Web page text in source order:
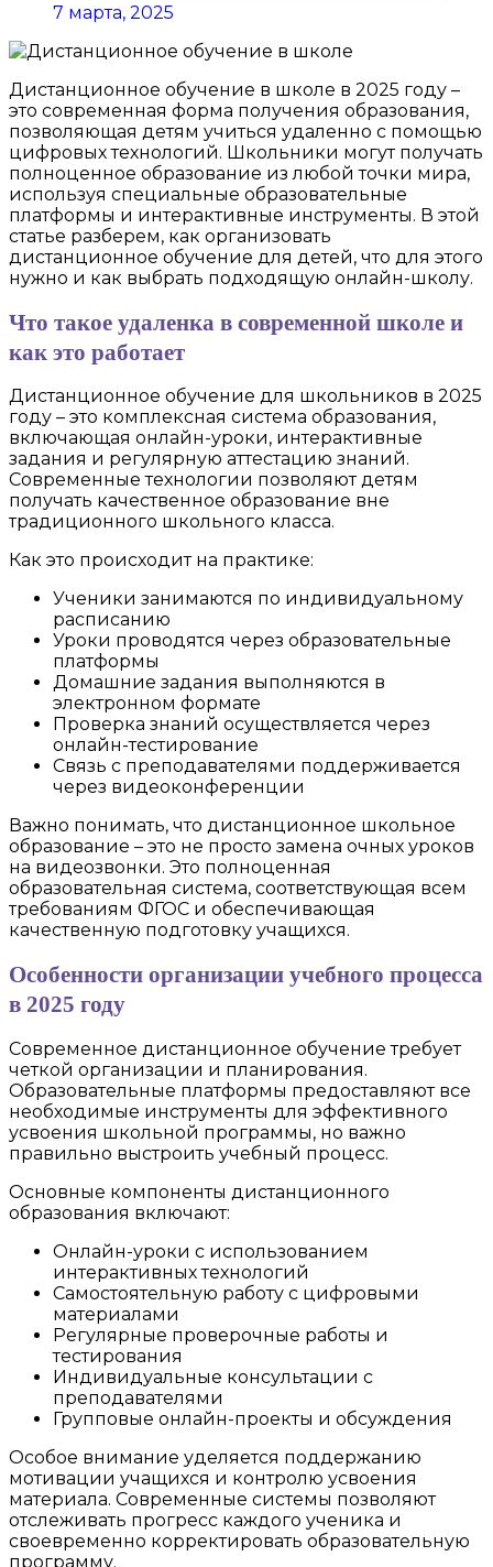
7 марта, 2025
Дистанционное обучение в школе в 2025 году –
это современная форма получения образования,
позволяющая детям учиться удаленно с помощью
цифровых технологий. Школьники могут получать
полноценное образование из любой точки мира,
используя специальные образовательные
платформы и интерактивные инструменты. В этой
статье разберем, как организовать
дистанционное обучение для детей, что для этого
нужно и как выбрать подходящую онлайн-школу.
Что такое удаленка в современной школе и
как это работает
Дистанционное обучение для школьников в 2025
году – это комплексная система образования,
включающая онлайн-уроки, интерактивные
задания и регулярную аттестацию знаний.
Современные технологии позволяют детям
получать качественное образование вне
традиционного школьного класса.
Как это происходит на практике:
Ученики занимаются по индивидуальному
расписанию
Уроки проводятся через образовательные
платформы
Домашние задания выполняются в
электронном формате
Проверка знаний осуществляется через
онлайн-тестирование
Связь с преподавателями поддерживается
через видеоконференции
Важно понимать, что дистанционное школьное
образование – это не просто замена очных уроков
на видеозвонки. Это полноценная
образовательная система, соответствующая всем
требованиям ФГОС и обеспечивающая
качественную подготовку учащихся.
Особенности организации учебного процесса
в 2025 году
Современное дистанционное обучение требует
четкой организации и планирования.
Образовательные платформы предоставляют все
необходимые инструменты для эффективного
усвоения школьной программы, но важно
правильно выстроить учебный процесс.
Основные компоненты дистанционного
образования включают:
Онлайн-уроки с использованием
интерактивных технологий
Самостоятельную работу с цифровыми
материалами
Регулярные проверочные работы и
тестирования
Индивидуальные консультации с
преподавателями
Групповые онлайн-проекты и обсуждения
Особое внимание уделяется поддержанию
мотивации учащихся и контролю усвоения
материала. Современные системы позволяют
отслеживать прогресс каждого ученика и
своевременно корректировать образовательную
программу.